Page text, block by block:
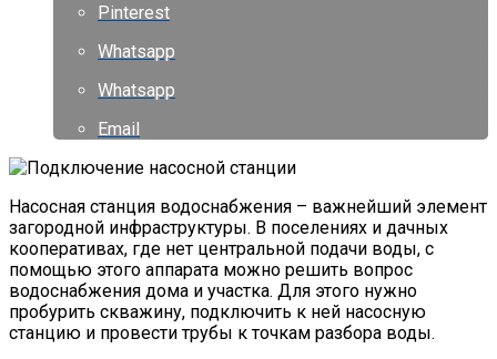
Pinterest
Whatsapp
Whatsapp
Email
Насосная станция водоснабжения – важнейший элемент
загородной инфраструктуры. В поселениях и дачных
кооперативах, где нет центральной подачи воды, с
помощью этого аппарата можно решить вопрос
водоснабжения дома и участка. Для этого нужно
пробурить скважину, подключить к ней насосную
станцию и провести трубы к точкам разбора воды.